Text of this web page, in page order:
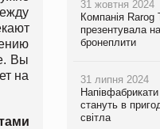
Вы
на
31 жовтня 2024
Компанія Rarog
презентувала
бронеплити
31 липня 2024
стануть в
світла